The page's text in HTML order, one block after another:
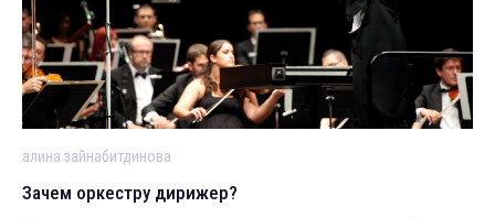
алина зайнабитдинова
Зачем оркестру дирижер?